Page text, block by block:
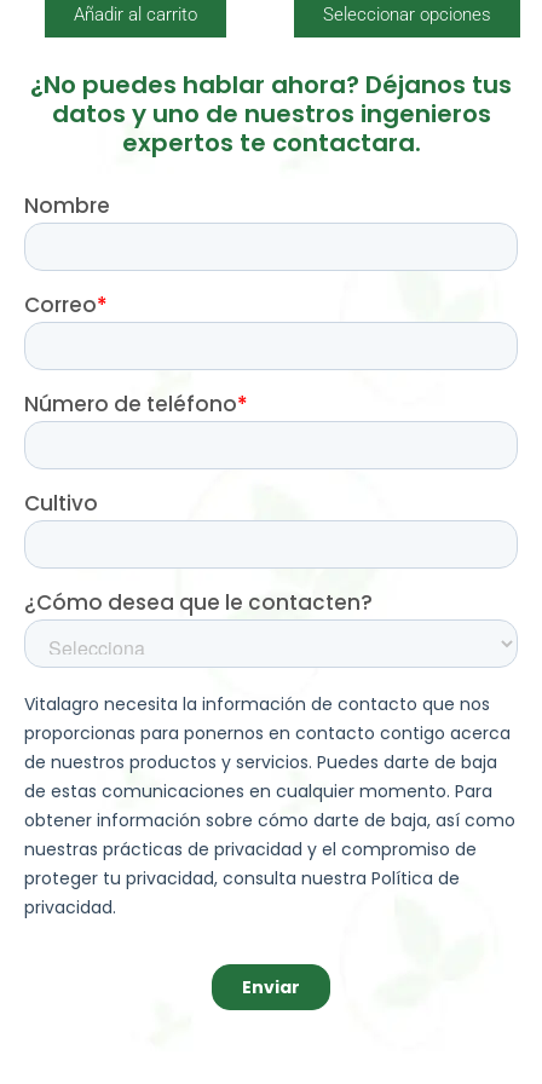
Añadir al carrito Seleccionar opciones
de
¿No puedes hablar ahora? Déjanos tus
datos y uno de nuestros ingenieros
expertos te contactara.